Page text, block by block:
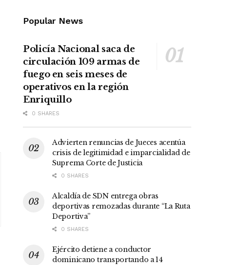
Popular News
Policía Nacional saca de
circulación 109 armas de
fuego en seis meses de
operativos en la región
Enriquillo
0 SHARES
Advierten renuncias de Jueces acentúa
crisis de legitimidad e imparcialidad de
Suprema Corte de Justicia
0 SHARES
Alcaldía de SDN entrega obras
deportivas remozadas durante “La Ruta
Deportiva”
0 SHARES
Ejército detiene a conductor
dominicano transportando a 14